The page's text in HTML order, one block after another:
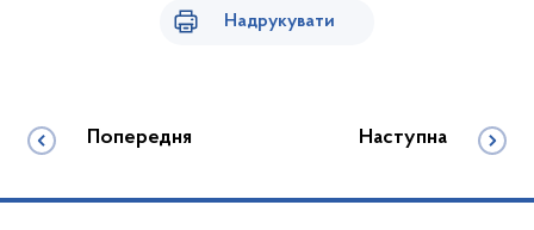
Надрукувати
Попередня Наступна